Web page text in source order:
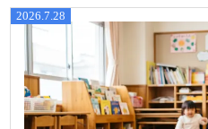
2026.7.28